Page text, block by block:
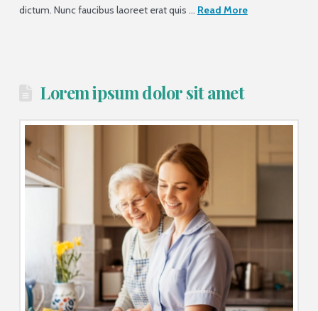
dictum. Nunc faucibus laoreet erat quis … Read More
Lorem ipsum dolor sit amet